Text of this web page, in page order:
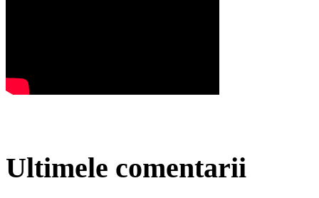
Ultimele comentarii